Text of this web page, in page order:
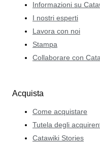
Informazioni su
I nostri esperti
Lavora con noi
Stampa
Collaborare con
Acquista
Come acquistare
Tutela degli
Catawiki Stories